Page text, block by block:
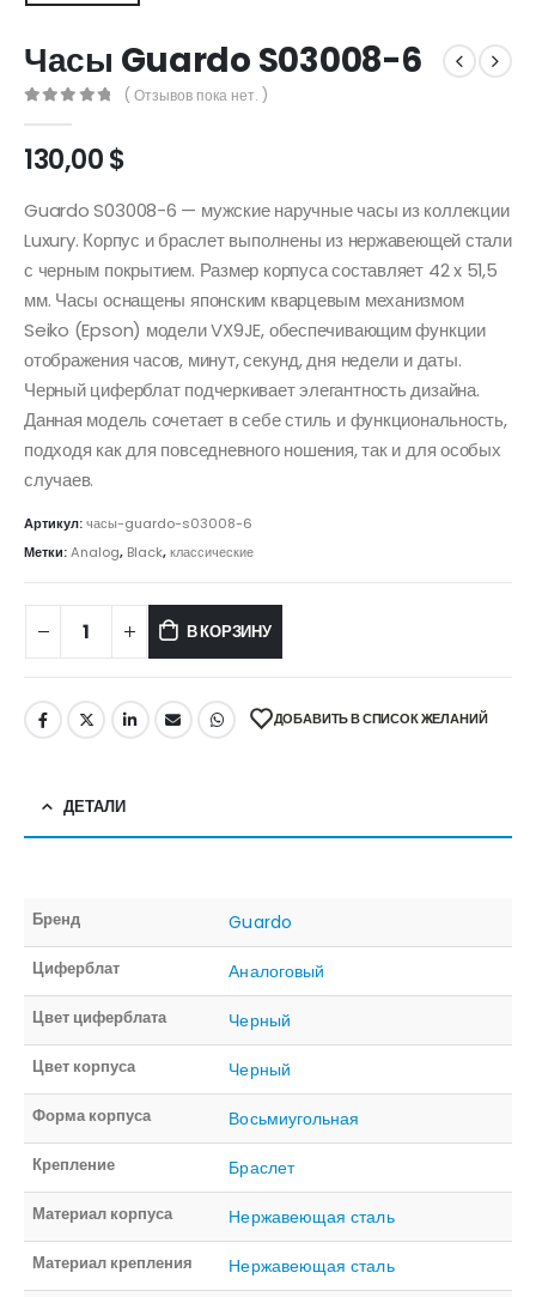
Часы Guardo S03008-6
( Отзывов пока нет. )
130,00$
Guardo S03008-6 — мужские наручные часы из коллекции
Luxury. Корпус и браслет выполнены из нержавеющей стали
с черным покрытием. Размер корпуса составляет 42 x 51,5
мм. Часы оснащены японским кварцевым механизмом
Seiko (Epson) модели VX9JE, обеспечивающим функции
отображения часов, минут, секунд, дня недели и даты.
Черный циферблат подчеркивает элегантность дизайна.
Данная модель сочетает в себе стиль и функциональность,
подходя как для повседневного ношения, так и для особых
случаев.
Артикул:часы-guardo-s03008-6
Метки:Analog, Black,классические
В КОРЗИНУ
ДОБАВИТЬ В СПИСОК ЖЕЛАНИЙ
ДЕТАЛИ
Бренд Guardo
Циферблат Аналоговый
Цвет циферблата Черный
Цвет корпуса Черный
Форма корпуса Восьмиугольная
Крепление Браслет
Материал корпуса Нержавеющая сталь
Материал крепления Нержавеющая сталь